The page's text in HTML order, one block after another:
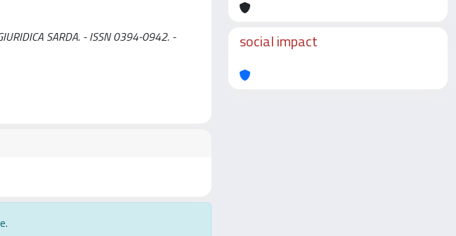
SARDA. - ISSN 0394-0942. -
social impact